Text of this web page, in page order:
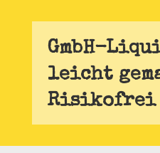
GmbH-
leicht
Risikofrei